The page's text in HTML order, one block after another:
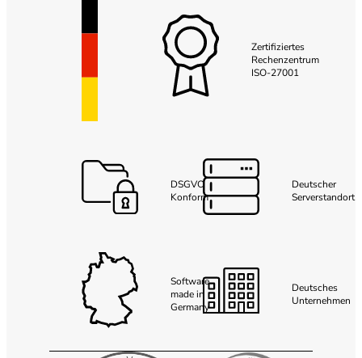
Zertifiziertes
Rechenzentrum
ISO-27001
DSGVO
Konform
Deutscher
Serverstandort
Software
made in
Germany
Deutsches
Unternehmen